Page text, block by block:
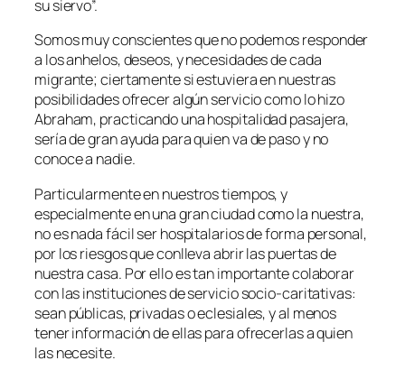
su siervo”.
Somos muy conscientes que no podemos responder
a los anhelos, deseos, y necesidades de cada
migrante; ciertamente si estuviera en nuestras
posibilidades ofrecer algún servicio como lo hizo
Abraham, practicando una hospitalidad pasajera,
sería de gran ayuda para quien va de paso y no
conoce a nadie.
Particularmente en nuestros tiempos, y
especialmente en una gran ciudad como la nuestra,
no es nada fácil ser hospitalarios de forma personal,
por los riesgos que conlleva abrir las puertas de
nuestra casa. Por ello es tan importante colaborar
con las instituciones de servicio socio-caritativas:
sean públicas, privadas o eclesiales, y al menos
tener información de ellas para ofrecerlas a quien
las necesite.